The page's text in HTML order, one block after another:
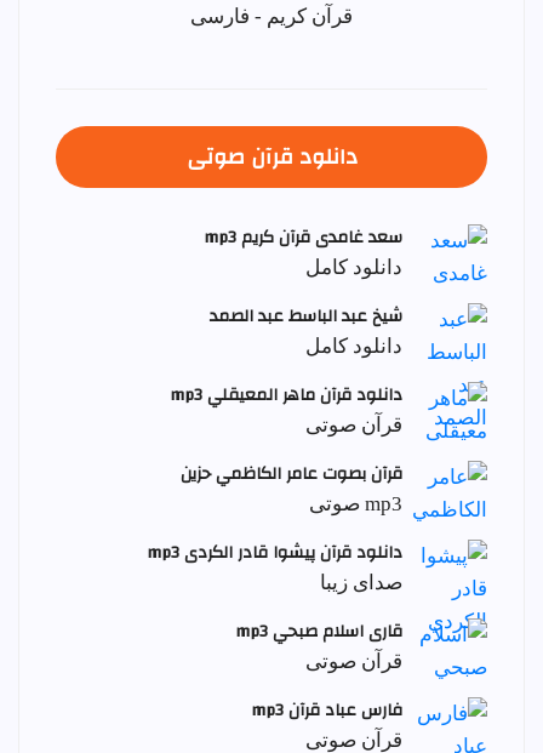
قرآن کریم - فارسی
دانلود قرآن صوتی
سعد غامدی قرآن کریم mp3
دانلود کامل
شيخ عبد الباسط عبد الصمد
دانلود کامل
دانلود قرآن ماهر المعيقلي mp3
قرآن صوتی
قرآن بصوت عامر الكاظمي حزين
mp3 صوتی
دانلود قرآن پیشوا قادر الکردی mp3
صدای زیبا
قاری اسلام صبحي mp3
قرآن صوتی
فارس عباد قرآن mp3
قرآن صوتی